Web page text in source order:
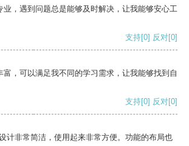
业，遇到问题总是能够及时解决，让我能够安心工
支持[0] 反对[0]
富，可以满足我不同的学习需求，让我能够找到自
支持[0] 反对[0]
计非常简洁，使用起来非常方便。功能的布局也